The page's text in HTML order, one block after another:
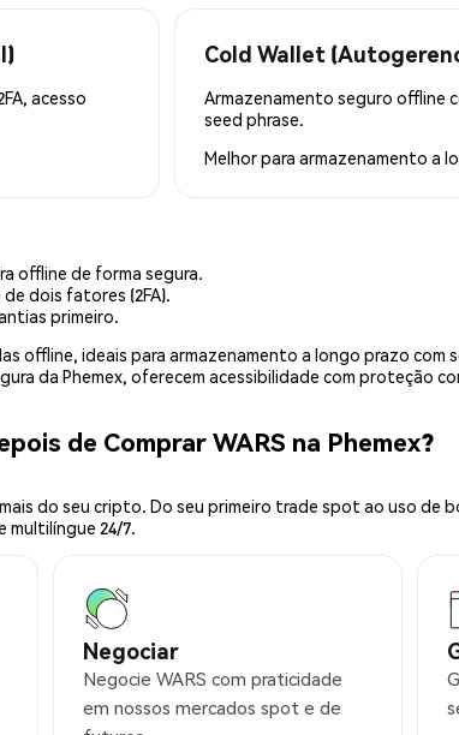
acesso
Cold Wallet
Armazenamento seguro offline
seed phrase.
Melhor para armazenamento a
offline de forma segura.
dois fatores (2FA).
primeiro.
offline, ideais para armazenamento a longo prazo
da Phemex, oferecem acessibilidade com proteção
de Comprar WARS na Phemex?
do seu cripto. Do seu primeiro trade spot ao uso
multilíngue 24/7.
Negociar
Negocie WARS com praticidade
em nossos mercados spot e de